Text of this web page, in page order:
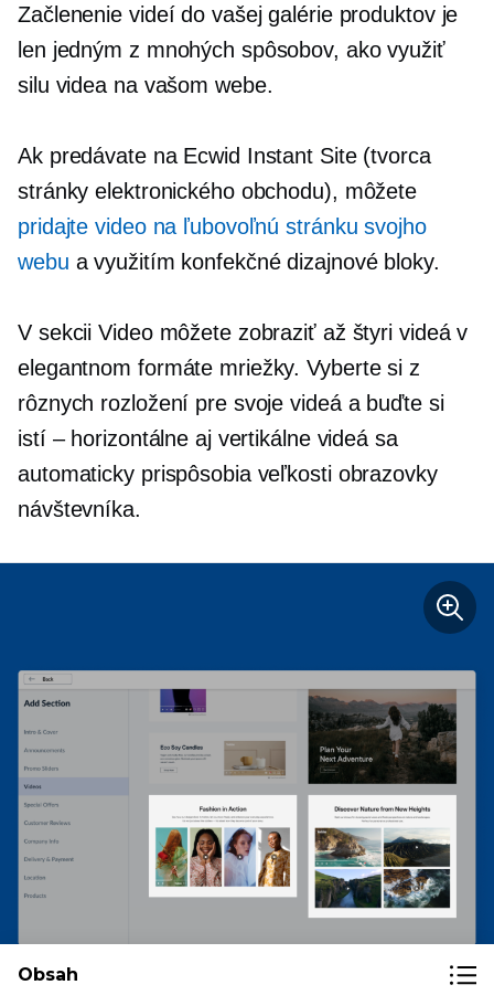
Začlenenie videí do vašej galérie produktov je
len jedným z mnohých spôsobov, ako využiť
silu videa na vašom webe.
Ak predávate na Ecwid Instant Site (tvorca
stránky elektronického obchodu), môžete
pridajte video na ľubovoľnú stránku svojho
webu a využitím konfekčnédizajnové bloky.
V sekcii Video môžete zobraziť až štyri videá v
elegantnom formáte mriežky. Vyberte si z
rôznych rozložení pre svoje videá a buďte si
istí – horizontálne aj vertikálne videá sa
automaticky prispôsobia veľkosti obrazovky
návštevníka.
Obsah